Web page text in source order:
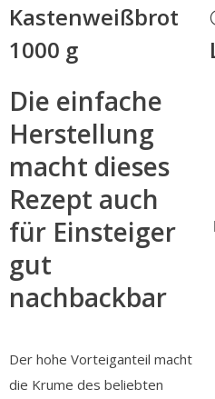
Kastenweißbrot
1000 g
Die einfache
Herstellung
macht dieses
Rezept auch
für Einsteiger
gut
nachbackbar
Der hohe Vorteiganteil macht
die Krume des beliebten